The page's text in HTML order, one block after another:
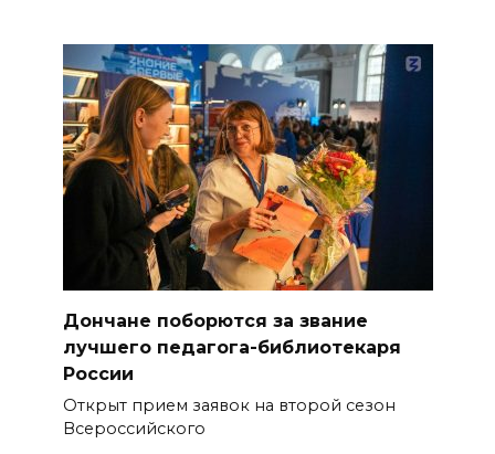
Дончане поборются за звание
лучшего педагога-библиотекаря
России
Открыт прием заявок на второй сезон
Всероссийского